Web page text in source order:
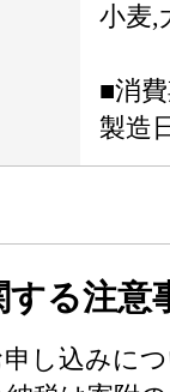
小麦,
■消
製造
する注意
し込みにつ